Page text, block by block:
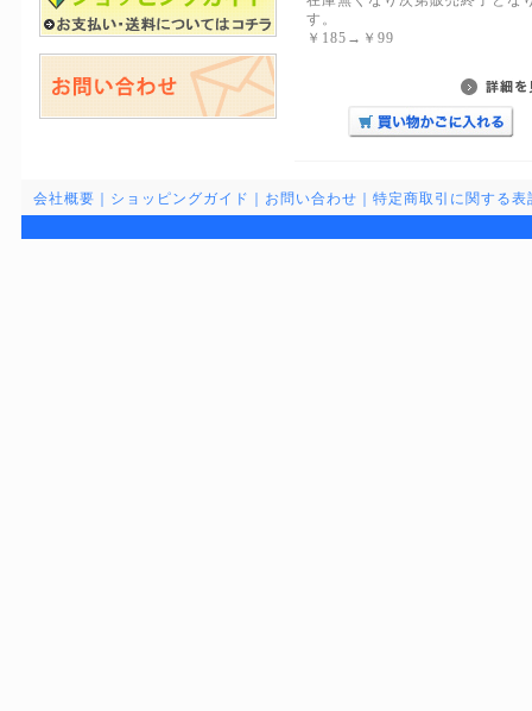
す。
￥185→￥99
会社概要 ｜ ショッピングガイド ｜ お問い合わせ ｜ 特定商取引に関する表